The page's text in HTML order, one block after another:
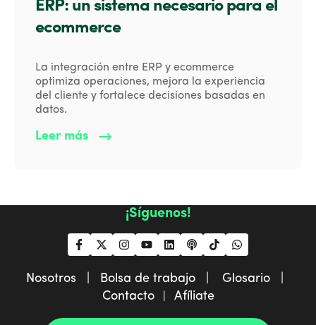
ERP: un sistema necesario para el
ecommerce
La integración entre ERP y ecommerce
optimiza operaciones, mejora la experiencia
del cliente y fortalece decisiones basadas en
datos.
Leer más
¡Síguenos!
Nosotros | Bolsa de trabajo |
Glosario |
Contacto| Afíliate